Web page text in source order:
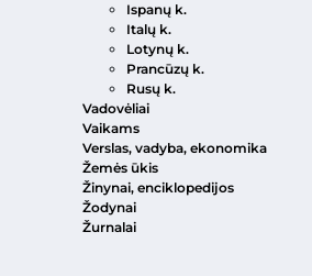
Ispanų k.
Italų k.
Lotynų k.
Prancūzų k.
Rusų k.
Vadovėliai
Vaikams
Verslas, vadyba, ekonomika
Žemės ūkis
Žinynai, enciklopedijos
Žodynai
Žurnalai